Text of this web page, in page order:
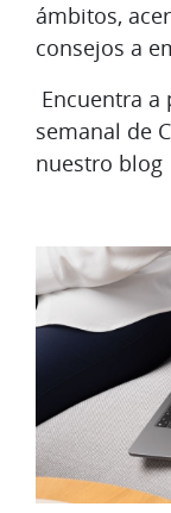
ámbitos,
consejos a
Encuentra
semanal de
nuestro blog